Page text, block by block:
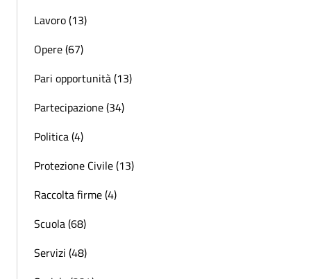
Lavoro (13)
Opere (67)
Pari opportunità (13)
Partecipazione (34)
Politica (4)
Protezione Civile (13)
Raccolta firme (4)
Scuola (68)
Servizi (48)